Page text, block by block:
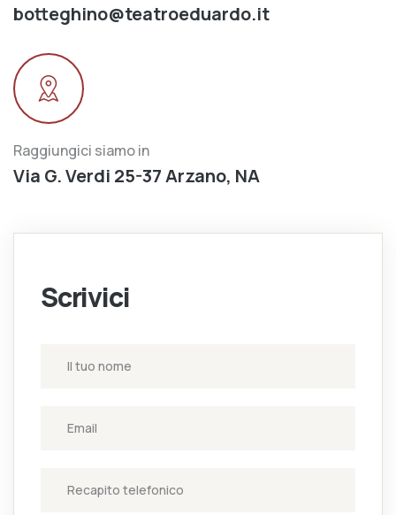
botteghino@teatroeduardo.it
Raggiungici siamo in
Via G. Verdi 25-37 Arzano, NA
Scrivici